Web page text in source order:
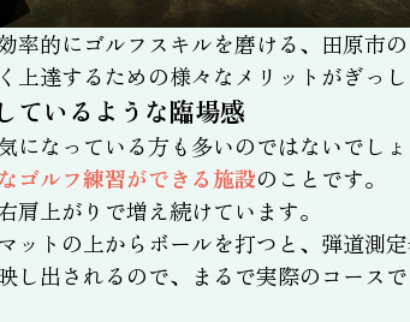
率的にゴルフスキルを磨ける、田原市
上達するための様々なメリットがぎっ
ているような臨場感
になっている方も多いのではないでし
ゴルフ練習ができる施設のことです。
上がりで増え続けています。
ットの上からボールを打つと、弾道測
し出されるので、まるで実際のコース